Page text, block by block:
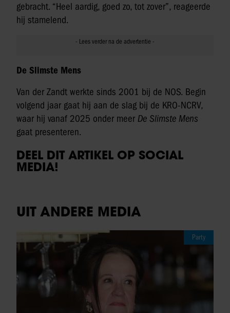
gebracht. “Heel aardig, goed zo, tot zover”, reageerde
hij stamelend.
De Slimste Mens
Van der Zandt werkte sinds 2001 bij de NOS. Begin
volgend jaar gaat hij aan de slag bij de KRO-NCRV,
waar hij vanaf 2025 onder meer De Slimste Mens
gaat presenteren.
DEEL DIT ARTIKEL OP SOCIAL
MEDIA!
UIT ANDERE MEDIA
Party